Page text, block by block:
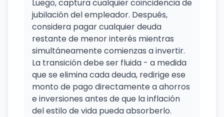
Luego, captura cualquier coincidencia de
jubilación del empleador. Después,
considera pagar cualquier deuda
restante de menor interés mientras
simultáneamente comienzas a invertir.
La transición debe ser fluida - a medida
que se elimina cada deuda, redirige ese
monto de pago directamente a ahorros
e inversiones antes de que la inflación
del estilo de vida pueda absorberlo.